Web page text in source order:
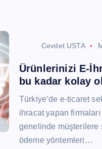
Cevdet USTA
Ürünlerinizi E-
bu kadar kolay
Türkiye’de e-ticaret
ihracat yapan
genelinde müşterilere
ödeme yöntemleri…